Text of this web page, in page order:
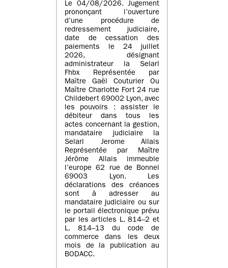
Le 04/08/2026. Jugement
prononçant l’ouverture
d’une procédure de
redressement judiciaire,
date de cessation des
paiements le 24 juillet
2026, désignant
administrateur la Selarl
Fhbx Représentée par
Maître Gaël Couturier Ou
Maître Charlotte Fort 24 rue
Childebert 69002 Lyon, avec
les pouvoirs : assister le
débiteur dans tous les
actes concernant la gestion,
mandataire judiciaire la
Selarl Jerome Allais
Représentée par Maître
Jérôme Allais immeuble
l’europe 62 rue de Bonnel
69003 Lyon. Les
déclarations des créances
sont à adresser au
mandataire judiciaire ou sur
le portail électronique prévu
par les articles L. 814–2 et
L. 814–13 du code de
commerce dans les deux
mois de la publication au
BODACC.